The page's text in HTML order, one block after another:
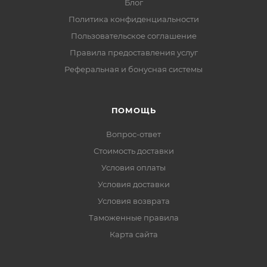
Блог
Политика конфиденциальности
Пользовательское соглашение
Правила предоставления услуг
Реферальная и бонусная системы
ПОМОЩЬ
Вопрос-ответ
Стоимость доставки
Условия оплаты
Условия доставки
Условия возврата
Таможенные правила
Карта сайта